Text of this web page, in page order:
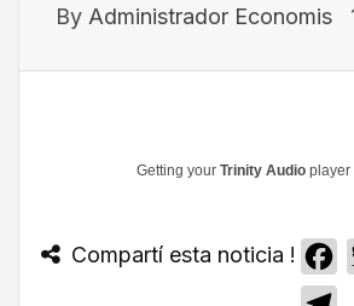
By Administrador Economis
Getting your Trinity Audio player
Compartí esta noticia !